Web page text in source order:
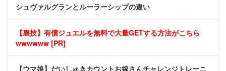
シュヴァルグランとルーラーシップの違い
【裏技】有償ジュエルを無料で大量GETする方法がこちら
wwwwww [PR]
【ウマ娘】だいしゅきカウントお嫁さんチャレンジトレーニ